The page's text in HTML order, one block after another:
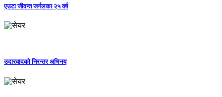
एउटा जीवन्त जर्नलका २५ वर्ष
उदारवादको निरन्तर अभिनय